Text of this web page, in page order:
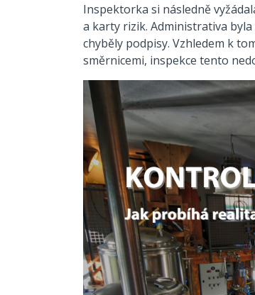
Inspektorka si následně
a karty rizik. Administrativa
chyběly podpisy. Vzhledem k
směrnicemi, inspekce tento